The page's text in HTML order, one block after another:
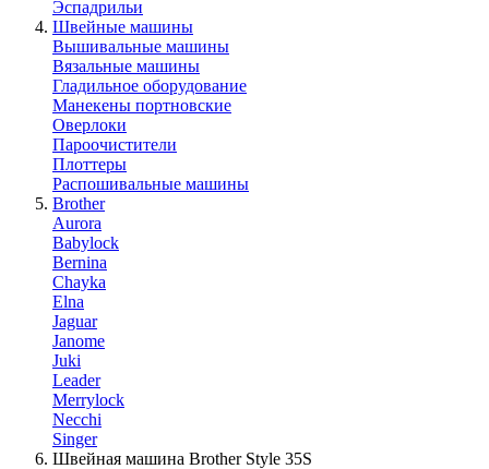
Эспадрильи
Швейные машины
Вышивальные машины
Вязальные машины
Гладильное оборудование
Манекены портновские
Оверлоки
Пароочистители
Плоттеры
Распошивальные машины
Brother
Aurora
Babylock
Bernina
Chayka
Elna
Jaguar
Janome
Juki
Leader
Merrylock
Necchi
Singer
Швейная машина Brother Style 35S